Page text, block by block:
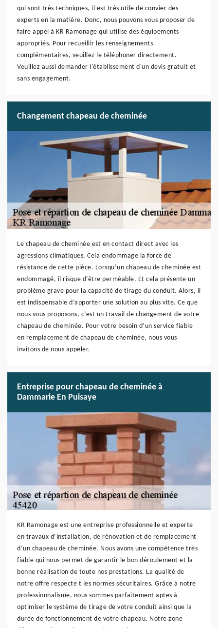
qui sont très techniques, il est très utile de convier des
experts en la matière. Donc, nous pouvons vous proposer de
faire appel à KR Ramonage qui utilise des équipements
appropriés. Pour recueillir les renseignements
complémentaires, veuillez le téléphoner directement.
Veuillez aussi demander l'établissement d'un devis gratuit et
sans engagement.
Changement chapeau de cheminée
Le chapeau de cheminée est en contact direct avec les
agressions climatiques. Cela endommage la force de
résistance de cette pièce. Lorsqu’un chapeau de cheminée est
endommagé, il risque d’être perméable. Et cela présente un
problème grave pour la capacité de tirage du conduit. Alors, il
est indispensable d’apporter une solution au plus vite. Ce que
nous vous proposons, c’est un travail de changement de votre
chapeau de cheminée. Pour votre besoin d’un service fiable
en remplacement de chapeau de cheminée, nous vous
invitons de nous appeler.
Entreprise pour chapeau de cheminée à
Dammarie En Puisaye
KR Ramonage est une entreprise professionnelle et experte
en travaux d’installation, de rénovation et de remplacement
d’un chapeau de cheminée. Nous avons une compétence très
fiable qui nous permet de garantir le bon déroulement et la
bonne réalisation de toute nos prestations. La qualité de
notre offre respecte t les normes sécuritaires. Grâce à notre
professionnalisme, nous sommes parfaitement aptes à
optimiser le système de tirage de votre conduit ainsi que la
durée de fonctionnement de votre chapeau. Notre zone